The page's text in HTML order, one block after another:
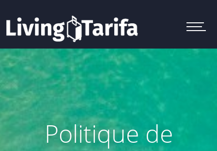
M
e
u
Politique de